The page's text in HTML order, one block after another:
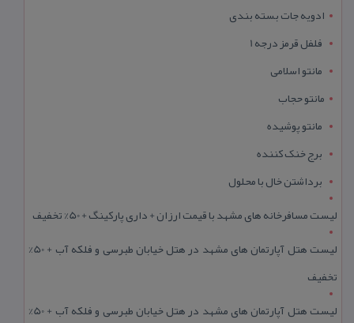
ادویه جات بسته بندی
فلفل قرمز درجه 1
مانتو اسلامی
مانتو حجاب
مانتو پوشیده
برج خنک کننده
برداشتن خال با محلول
لیست مسافرخانه های مشهد با قیمت ارزان + داری پارکینگ + 50% تخفیف
لیست هتل آپارتمان های مشهد در هتل خیابان طبرسی و فلکه آب + 50%
تخفیف
لیست هتل آپارتمان های مشهد در هتل خیابان طبرسی و فلکه آب + 50%